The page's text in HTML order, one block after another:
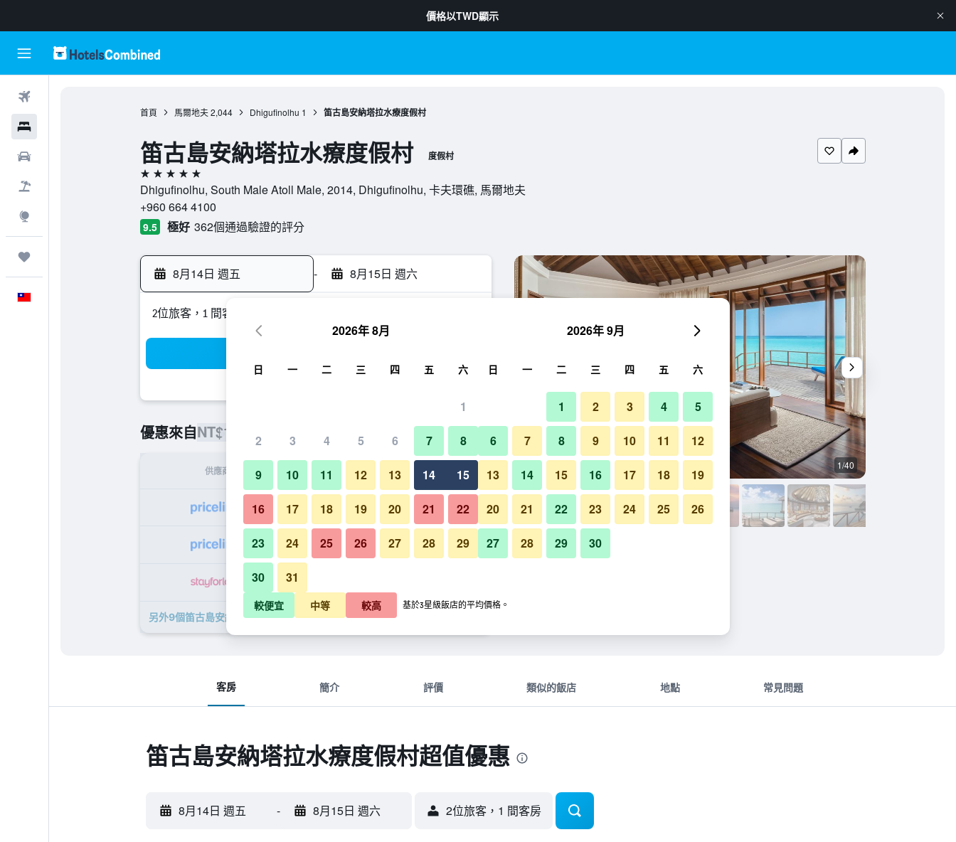
價格以TWD顯示
首頁 馬爾地夫 2,044 Dhigufinolhu 1 笛古島安納塔拉水療度假村
笛古島安納塔拉水療度假村 度假村
5星級
Dhigufinolhu, South Male Atoll Male, 2014, Dhigufinolhu, 卡夫環礁, 馬爾地夫
+960 664 4100
9.5 極好 362個通過驗證的評分
8月14日 週五 - 8月15日 週六
2位旅客，1 間客房
優惠來自NT$19,943
供應商 每晚總額
NT$19,943 查看優惠
NT$22,673 查看優惠
另外9個笛古島安納塔拉水療度假村​的優惠
臥室 1/40
笛古島安納塔拉水療度假村的照片
客房 簡介 評價 類似的飯店 地點 常見問題
笛古島安納塔拉水療度假村超值優惠
8月14日 週五 - 8月15日 週六 2位旅客，1 間客房
2026年 8月
日 一 二 三 四 五 六
1
2 3 4 5 6 7 8
9 10 11 12 13 14 15
16 17 18 19 20 21 22
23 24 25 26 27 28 29
30 31
2026年 9月
日 一 二 三 四 五 六
1 2 3 4 5
6 7 8 9 10 11 12
13 14 15 16 17 18 19
20 21 22 23 24 25 26
27 28 29 30
較便宜 中等 較高 基於3星級飯店的平均價格。